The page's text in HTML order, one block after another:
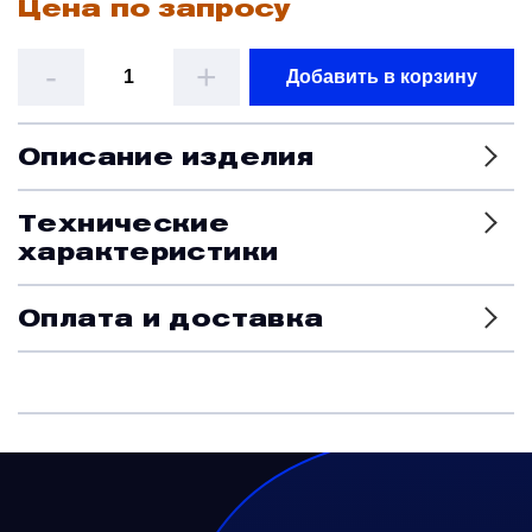
Цена по запросу
- + Добавить в корзину
Описание изделия
Технические
характеристики
Оплата и доставка
Краны и клапаны
Наземное вспомогательное оборудование